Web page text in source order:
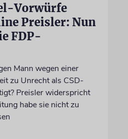
Vorwürfe
Preisler: Nun
FDP-
Mann wegen einer
zu Unrecht als CSD-
Preisler widerspricht
habe sie nicht zu